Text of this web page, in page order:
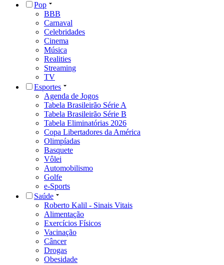
Pop
BBB
Carnaval
Celebridades
Cinema
Música
Realities
Streaming
TV
Esportes
Agenda de Jogos
Tabela Brasileirão Série A
Tabela Brasileirão Série B
Tabela Eliminatórias 2026
Copa Libertadores da América
Olimpíadas
Basquete
Vôlei
Automobilismo
Golfe
e-Sports
Saúde
Roberto Kalil - Sinais Vitais
Alimentação
Exercícios Físicos
Vacinação
Câncer
Drogas
Obesidade